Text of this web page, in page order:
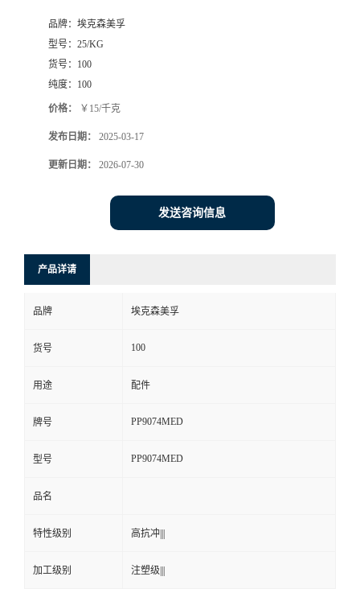
品牌： 埃克森美孚
型号： 25/KG
货号： 100
纯度： 100
价格： ￥15/千克
发布日期： 2025-03-17
更新日期： 2026-07-30
发送咨询信息
产品详请
品牌 埃克森美孚
货号 100
用途 配件
牌号 PP9074MED
型号 PP9074MED
品名
特性级别 高抗冲|||
加工级别 注塑级|||